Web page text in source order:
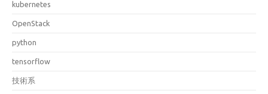
kubernetes
OpenStack
python
tensorflow
技術系